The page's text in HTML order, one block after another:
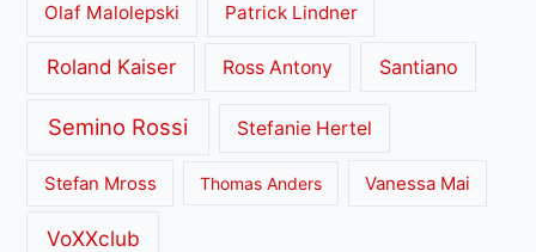
Olaf Malolepski Patrick Lindner
Roland Kaiser Ross Antony Santiano
Semino Rossi Stefanie Hertel
Stefan Mross Thomas Anders Vanessa Mai
VoXXclub